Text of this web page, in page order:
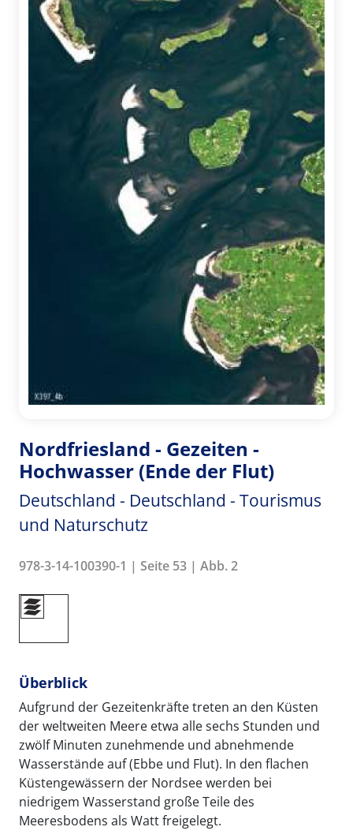
Nordfriesland - Gezeiten -
Hochwasser (Ende der Flut)
Deutschland - Deutschland - Tourismus
und Naturschutz
978-3-14-100390-1 | Seite 53 | Abb. 2
Überblick
Aufgrund der Gezeitenkräfte treten an den Küsten
der weltweiten Meere etwa alle sechs Stunden und
zwölf Minuten zunehmende und abnehmende
Wasserstände auf (Ebbe und Flut). In den flachen
Küstengewässern der Nordsee werden bei
niedrigem Wasserstand große Teile des
Meeresbodens als Watt freigelegt.